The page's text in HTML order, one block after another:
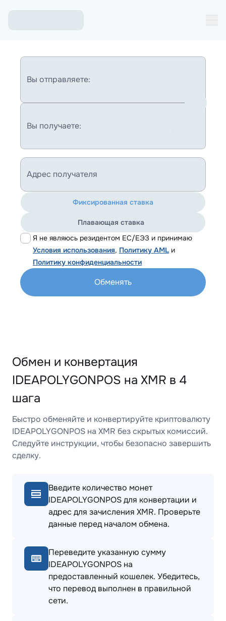
Вы отправляете:
Вы получаете:
Адрес получателя
Я не являюсь резидентом ЕС/ЕЭЗ и принимаю
Условия использования, Политику AML и
Политику конфиденциальности
Фиксированная ставка
Плавающая ставка
Обменять
Обмен и конвертация
IDEAPOLYGONPOS на XMR в 4
шага
Быстро обменяйте и конвертируйте криптовалюту
IDEAPOLYGONPOS на XMR без скрытых комиссий.
Следуйте инструкции, чтобы безопасно завершить
сделку.
Введите количество монет
IDEAPOLYGONPOS для конвертации и
адрес для зачисления XMR. Проверьте
данные перед началом обмена.
Переведите указанную сумму
IDEAPOLYGONPOS на
предоставленный кошелек. Убедитесь,
что перевод выполнен в правильной
сети.